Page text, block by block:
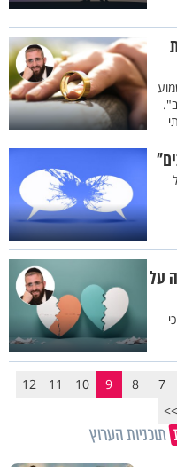
על
7
8
9
10
11
12
>>
תוכניות הערוץ